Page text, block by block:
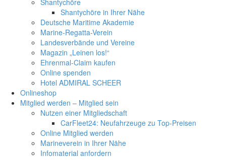
Shantychöre in Ihrer Nähe
Deutsche Maritime Akademie
Marine-Regatta-Verein
Landesverbände und Vereine
Magazin „Leinen los!“
Ehrenmal-Claim kaufen
Online spenden
Hotel ADMIRAL SCHEER
Onlineshop
Mitglied werden – Mitglied sein
Nutzen einer Mitgliedschaft
CarFleet24: Neufahrzeuge zu Top-Preisen
Online Mitglied werden
Marineverein in Ihrer Nähe
Infomaterial anfordern